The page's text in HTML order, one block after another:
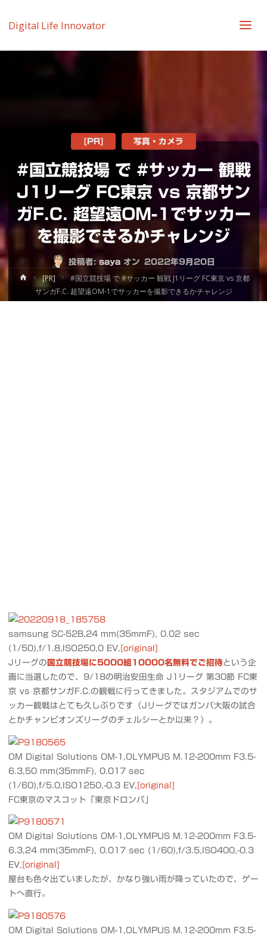
Digital Life Innovator
#国立競技場 で #サッカー 観戦
J1リーグ FC東京 vs 京都サン
ガF.C. 超望遠OM-1でサッカー
を撮影できるかチャレンジ
投稿者: saya オン 2022年9月20日
[PR] 写真・カメラ
ホ
ー
ム
[PR]
#国立競技場 で #サッカー 観戦 J1リーグ FC東京 vs 京都
サンガF.C. 超望遠OM-1でサッカーを撮影できるかチャレンジ
samsung SC-52B,24 mm(35mmF), 0.02 sec
(1/50),f/1.8,ISO250,0 EV, [original]
Jリーグの 国立競技場に5000組10000名無料でご招待という企
画に当選したので、9/18の明治安田生命 J1リーグ 第30節 FC東
京 vs 京都サンガF.C.の観戦に行ってきました。スタジアムでのサ
ッカー観戦はとても久しぶりです（Jリーグではガンバ大阪の試合
とかチャンピオンズリーグのチェルシーとか以来？）。
OM Digital Solutions OM-1,OLYMPUS M.12-200mm F3.5-
6.3,50 mm(35mmF), 0.017 sec
(1/60),f/5.0,ISO1250,-0.3 EV, [original]
FC東京のマスコット「東京ドロンパ」
OM Digital Solutions OM-1,OLYMPUS M.12-200mm F3.5-
6.3,24 mm(35mmF), 0.017 sec (1/60),f/3.5,ISO400,-0.3
EV, [original]
屋台も色々出ていましたが、かなり強い雨が降っていたので、ゲー
トへ直行。
OM Digital Solutions OM-1,OLYMPUS M.12-200mm F3.5-